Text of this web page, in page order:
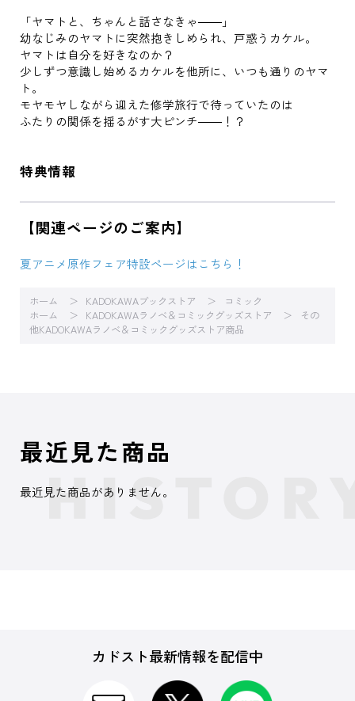
「ヤマトと、ちゃんと話さなきゃ――」
幼なじみのヤマトに突然抱きしめられ、戸惑うカケル。
ヤマトは自分を好きなのか？
少しずつ意識し始めるカケルを他所に、いつも通りのヤマ
ト。
モヤモヤしながら迎えた修学旅行で待っていたのは
ふたりの関係を揺るがす大ピンチ――！？
特典情報
【関連ページのご案内】
夏アニメ原作フェア特設ページはこちら！
ホーム KADOKAWAブックストア
コミック
ホーム
KADOKAWAラノベ＆コミックグッズストア
その
他KADOKAWAラノベ＆コミックグッズストア商品
最近見た商品
最近見た商品がありません。
カドスト最新情報を配信中